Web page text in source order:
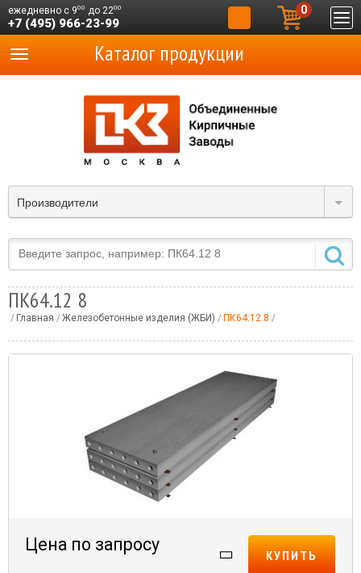
ежедневно с 900 до 2200
+7 (495) 966-23-99
0
Производители
Каталог продукции
ПК64.12 8
Главная Железобетонные изделия (ЖБИ) ПК64.12 8
Цена по запросу
КУПИТЬ